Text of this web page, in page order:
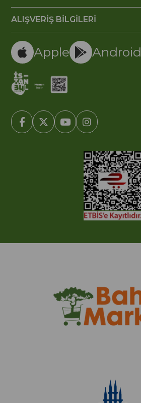
ALIŞVERİŞ BİLGİLERİ
Apple Android